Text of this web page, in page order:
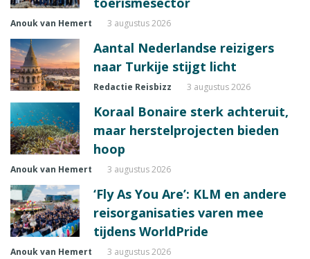
Anouk van Hemert 3 augustus 2026
Aantal Nederlandse reizigers
naar Turkije stijgt licht
Redactie Reisbizz 3 augustus 2026
Koraal Bonaire sterk achteruit,
maar herstelprojecten bieden
hoop
Anouk van Hemert 3 augustus 2026
‘Fly As You Are’: KLM en andere
reisorganisaties varen mee
tijdens WorldPride
Anouk van Hemert 3 augustus 2026